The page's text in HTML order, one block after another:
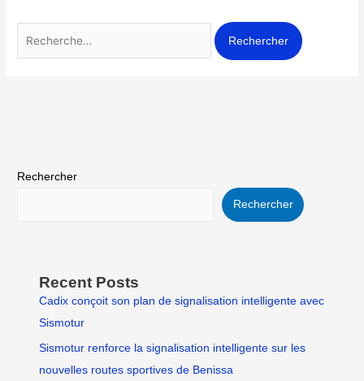
Rechercher
Rechercher
Recent Posts
Cadix conçoit son plan de signalisation intelligente avec
Sismotur
Sismotur renforce la signalisation intelligente sur les
nouvelles routes sportives de Benissa